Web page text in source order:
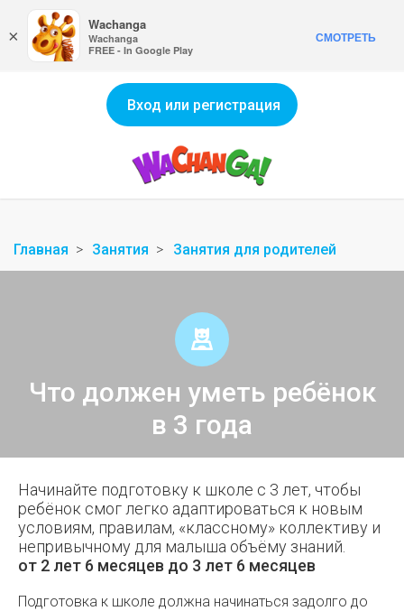
Вход или регистрация
Главная Занятия Занятия для родителей
Что должен уметь ребёнок
в 3 года
Начинайте подготовку к школе с 3 лет, чтобы
ребёнок смог легко адаптироваться к новым
условиям, правилам, «классному» коллективу и
непривычному для малыша объёму знаний.
от 2 лет 6 месяцев до 3 лет 6 месяцев
Подготовка к школе должна начинаться задолго до
×
Wachanga
Wachanga
FREE - In Google Play
СМОТРЕТЬ